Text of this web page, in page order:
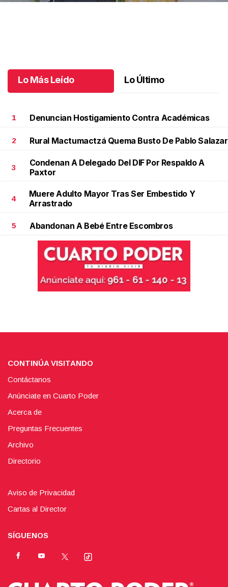
Lo Más Leído Lo Último
1 Denuncian Hostigamiento Contra Académicas
2 Rural Mactumactzá Quema Busto De Pablo Salazar
3
Condenan A Delegado Del DIF Por Respaldo A
Paxtor
4
Muere Adulto Mayor Tras Ser Embestido Y
Arrastrado
5 Abandonan A Bebé Entre Escombros
CONTINÚA VISITANDO
Contáctanos
Anúnciate en Cuarto Poder
Acerca de
Preguntas Frecuentes
Archivo
Directorio
Aviso de Privacidad
Cartas al Director
SÍGUENOS